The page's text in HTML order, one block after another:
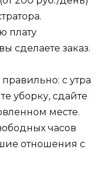
плату
сделаете заказ.
с утра
уборку, сдайте
месте.
часов
отношения с